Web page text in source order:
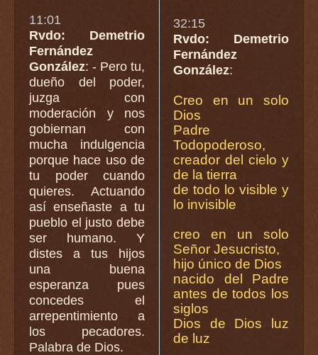
11:01
Rvdo: Demetrio
Fernández
González: - Pero tu,
dueño del poder,
juzga con
moderación y nos
gobiernan con
mucha indulgencia
porque hace uso de
tu poder cuando
quieres. Actuando
así enseñaste a tu
pueblo el justo debe
ser humano. Y
distes a tus hijos
una buena
esperanza pues
concedes el
arrepentimiento a
los pecadores.
Palabra de Dios.
32:15
Rvdo: Demetrio
Fernández
González:
Creo en un solo
Dios
Padre
Todopoderoso,
creador del cielo y
de la tierra
de todo lo visible y
lo invisible
creo en un solo
Señor Jesucristo,
hijo único de Dios
nacido del Padre
antes de todos los
siglos
Dios de Dios luz
de luz